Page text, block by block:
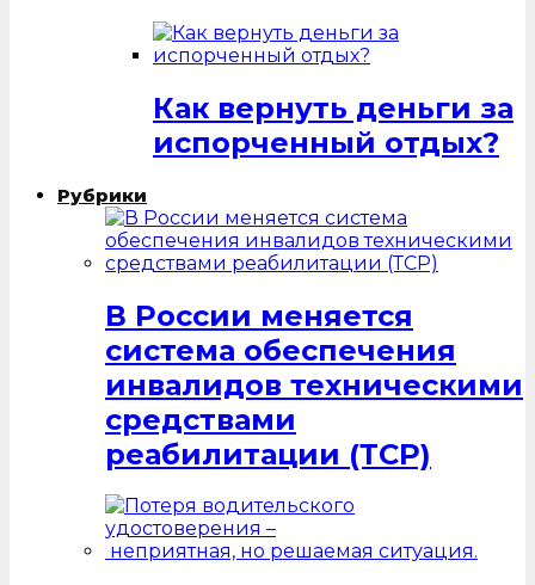
Как вернуть деньги за
испорченный отдых?
Рубрики
В России меняется
система обеспечения
инвалидов техническими
средствами
реабилитации (ТСР)